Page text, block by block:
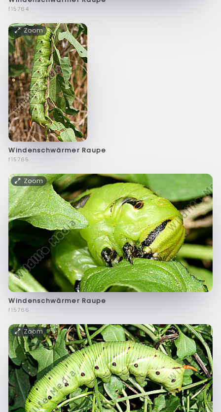
f15764
Zoom
Windenschwärmer Raupe
f15765
Zoom
Windenschwärmer Raupe
f15766
Zoom